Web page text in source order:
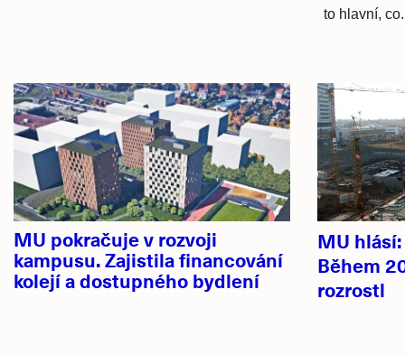
to hlavní,
Hlavní
novinky
MU pokračuje v rozvoji
kampusu. Zajistila financování
kolejí a dostupného bydlení
MU
Během
rozrostl